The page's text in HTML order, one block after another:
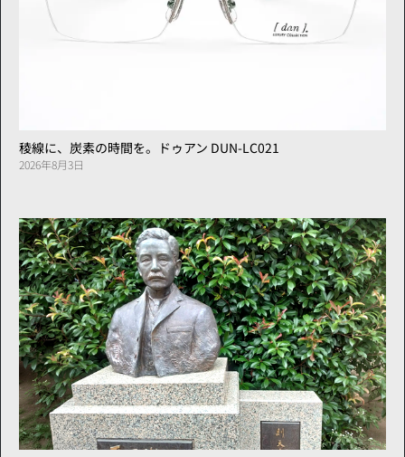
稜線に、炭素の時間を。ドゥアン DUN-LC021
2026年8月3日